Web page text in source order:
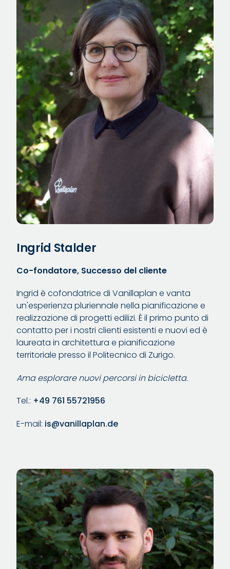
Ingrid Stalder
Co-fondatore, Successo del cliente
Ingrid è cofondatrice di Vanillaplan e vanta
un'esperienza pluriennale nella pianificazione e
realizzazione di progetti edilizi. È il primo punto di
contatto per i nostri clienti esistenti e nuovi ed è
laureata in architettura e pianificazione
territoriale presso il Politecnico di Zurigo.
Ama esplorare nuovi percorsi in bicicletta.
Tel.: +49 761 55721956
E-mail: is@vanillaplan.de